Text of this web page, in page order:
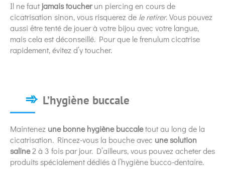
Il ne fautjamais toucherun piercing en cours de
cicatrisation sinon, vous risquerez de le retirer. Vous pouvez
aussi être tenté de jouer à votre bijou avec votre langue,
mais cela est déconseillé. Pour que le frenulum cicatrise
rapidement, évitez d’y toucher.
L’hygiène buccale
Maintenez une bonne hygiène buccaletout au long de la
cicatrisation. Rincez-vous la bouche avec une solution
saline2 à 3 fois par jour. D’ailleurs, vous pouvez acheter des
produits spécialement dédiés à l’hygiène bucco-dentaire.